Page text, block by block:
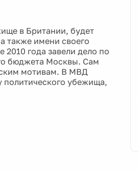
в Британии, будет
также имени своего
года завели дело по
бюджета Москвы. Сам
мотивам. В МВД
политического убежища,